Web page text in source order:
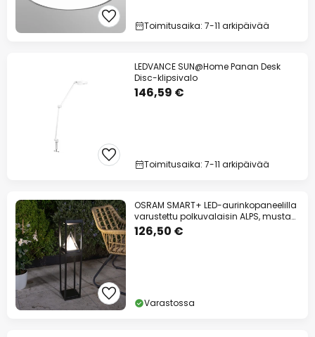
Toimitusaika: 7-11 arkipäivää
LEDVANCE SUN@Home Panan Desk
Disc-klipsivalo
146,59 €
Toimitusaika: 7-11 arkipäivää
OSRAM SMART+ LED-aurinkopaneelilla
varustettu polkuvalaisin ALPS, musta
anturi
126,50 €
Varastossa